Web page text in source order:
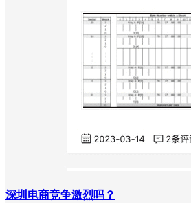
深圳电商竞争激烈吗？